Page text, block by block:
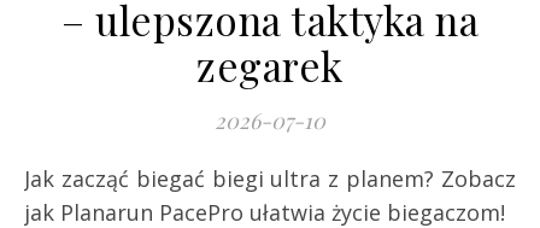
– ulepszona taktyka na
zegarek
2026-07-10
Jak zacząć biegać biegi ultra z planem? Zobacz
jak Planarun PacePro ułatwia życie biegaczom!